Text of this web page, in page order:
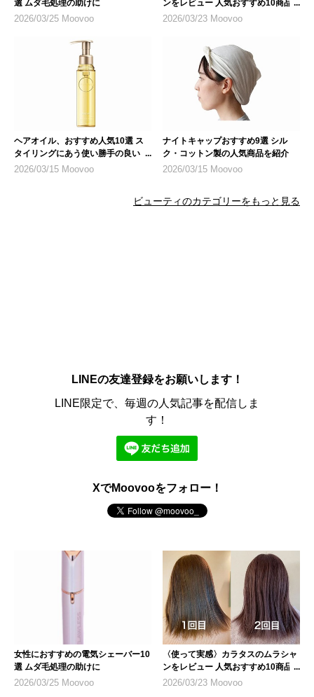
選 ムダ毛処理の助けに
2026/03/25 Moovoo
ンをレビュー 人気おすすめ10商品
も紹介
2026/03/23 Moovoo
ヘアオイル、おすすめ人気10選 ス
タイリングにあう使い勝手の良いも
のを
2026/03/15 Moovoo
ナイトキャップおすすめ9選 シル
ク・コットン製の人気商品を紹介
2026/03/15 Moovoo
ビューティのカテゴリーをもっと見る
LINEの友達登録をお願いします！
LINE限定で、毎週の人気記事を配信しま
す！
XでMoovooをフォロー！
女性におすすめの電気シェーバー10
選 ムダ毛処理の助けに
2026/03/25 Moovoo
〈使って実感〉カラタスのムラシャ
ンをレビュー 人気おすすめ10商品
も紹介
2026/03/23 Moovoo